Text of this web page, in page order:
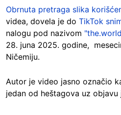
Obrnuta pretraga slika
videa, dovela je do TikTok
nalogu pod nazivom
28. juna 2025. godine,
Ničemiju.
Autor je video jasno označio
jedan od heštagova uz objavu